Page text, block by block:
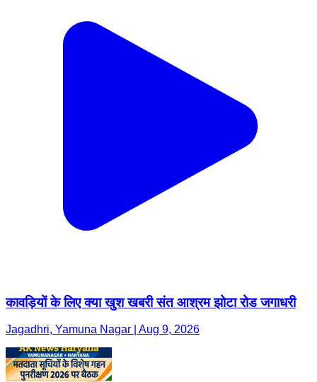
कावड़ियों के लिए क्या खुश खबरी संत आश्रम झोटा रोड जगाधरी
Jagadhri, Yamuna Nagar | Aug 9, 2026